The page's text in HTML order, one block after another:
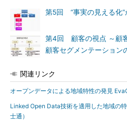
第5回 “事実の見える化”
第4回 顧客の視点 ～顧
顧客セグメンテーション
関連リンク
オープンデータによる地域特性の発見
Linked Open Data技術を適用した地域の
士通）